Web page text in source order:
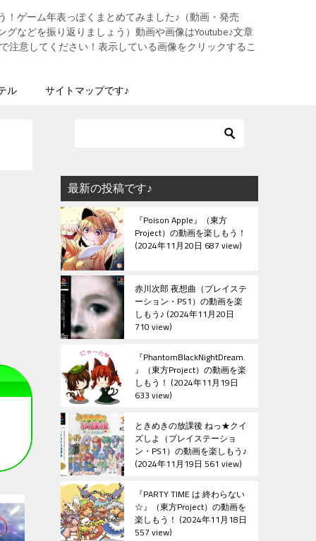
ゲーム年表っぽくまとめてみました♪（動画・発売
などを振り返りましょう）動画や画像はYoutube♪文章
注意してください！表示している画像をクリックするこ
ル サイトマップです♪
最新の投稿です♪
『Poison Apple』（東方
Project）の動画を楽しもう！
2024年11月20日 687 view
赤川次郎 夜想曲（プレイステ
ーション・PS1）の動画を楽
しもう♪ 2024年11月20日
710 view
『PhantomBlackNightDream.
』（東方Project）の動画を楽
しもう！ 2024年11月19日
633 view
ときめきの放課後 ねっ★クイ
ズしよ（プレイステーショ
ン・PS1）の動画を楽しもう♪
2024年11月19日 561 view
『PARTY TIME は 終わらない
☆』（東方Project）の動画を
楽しもう！ 2024年11月18日
557 view